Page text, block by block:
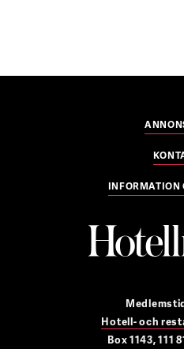
INFORMATION
Hotell- och
Box 1143, 111